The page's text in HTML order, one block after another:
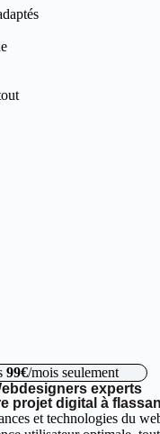
99€/mois seulement
experts
projet digital à flassan
et technologies du